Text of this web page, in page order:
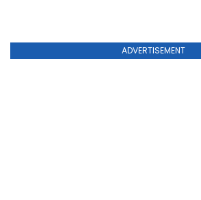
ADVERTISEMENT